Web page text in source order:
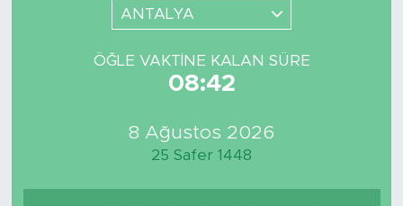
ANTALYA
ÖĞLE VAKTINE KALAN SÜRE
08:42
8 Ağustos 2026
25 Safer 1448
FİNANS
KARİKATÜR
Trafik Durumu
Süper Lig Puan Durumu ve Fikstür
Son Dakika Haberleri
Haber Arşivi